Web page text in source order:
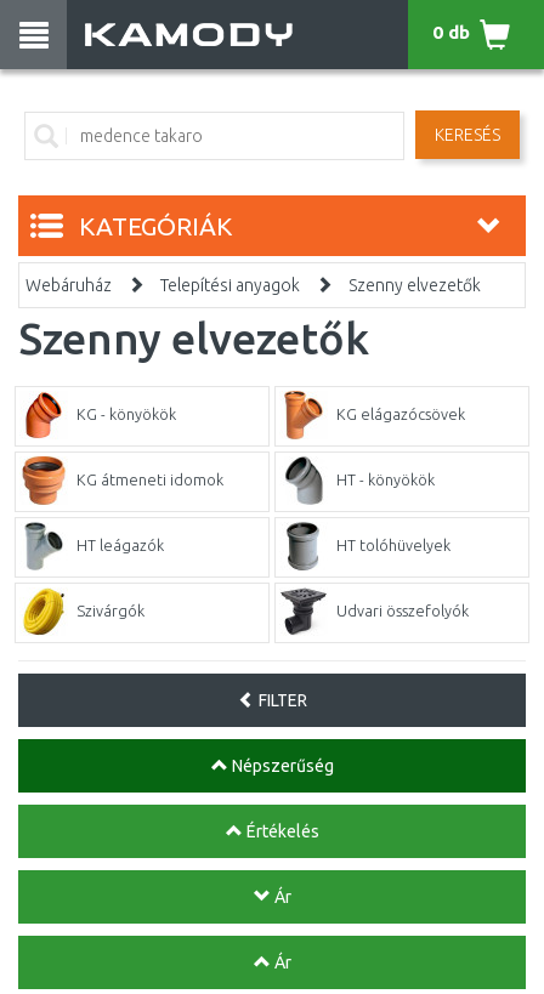
KERESÉS
0 db
KATEGÓRIÁK
Webáruház Telepítési anyagok Szenny elvezetők
Szenny elvezetők
KG - könyökök KG elágazócsövek
KG átmeneti idomok HT - könyökök
HT leágazók HT tolóhüvelyek
Szivárgók Udvari összefolyók
FILTER
Népszerűség
Értékelés
Ár
Ár